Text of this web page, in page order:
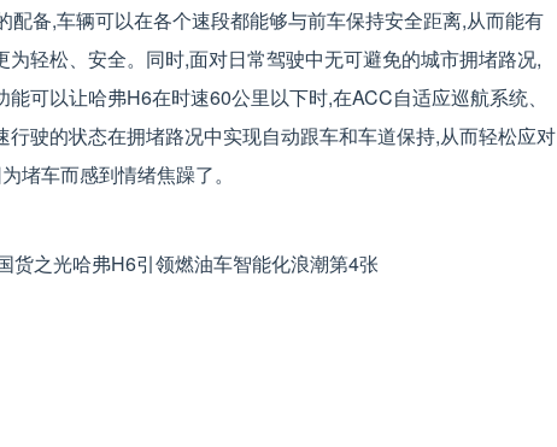
备,车辆可以在各个速段都能够与前车保持安全距离,从而能有
轻松、安全。同时,面对日常驾驶中无可避免的城市拥堵路况,
可以让哈弗H6在时速60公里以下时,在ACC自适应巡航系统、
驶的状态在拥堵路况中实现自动跟车和车道保持,从而轻松应对
堵车而感到情绪焦躁了。